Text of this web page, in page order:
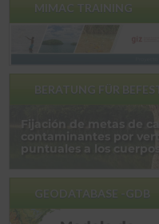
MIMAC TRAINING
BERATUNG FÜR
GEODATABASE -GDB